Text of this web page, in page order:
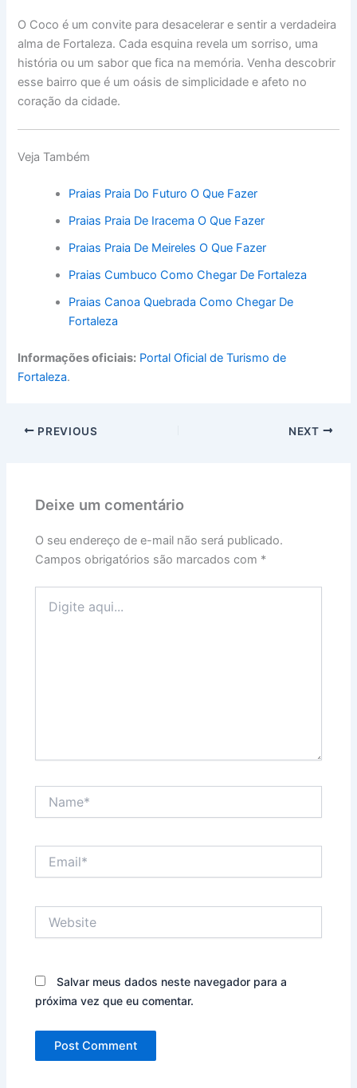
O Coco é um convite para desacelerar e sentir a verdadeira
alma de Fortaleza. Cada esquina revela um sorriso, uma
história ou um sabor que fica na memória. Venha descobrir
esse bairro que é um oásis de simplicidade e afeto no
coração da cidade.
Veja Também
Praias Praia Do Futuro O Que Fazer
Praias Praia De Iracema O Que Fazer
Praias Praia De Meireles O Que Fazer
Praias Cumbuco Como Chegar De Fortaleza
Praias Canoa Quebrada Como Chegar De
Fortaleza
Informações oficiais: Portal Oficial de Turismo de
Fortaleza.
PREVIOUS NEXT
Deixe um comentário
O seu endereço de e-mail não será publicado.
Campos obrigatórios são marcados com *
aqui...
Salvar meus dados neste navegador para a
próxima vez que eu comentar.